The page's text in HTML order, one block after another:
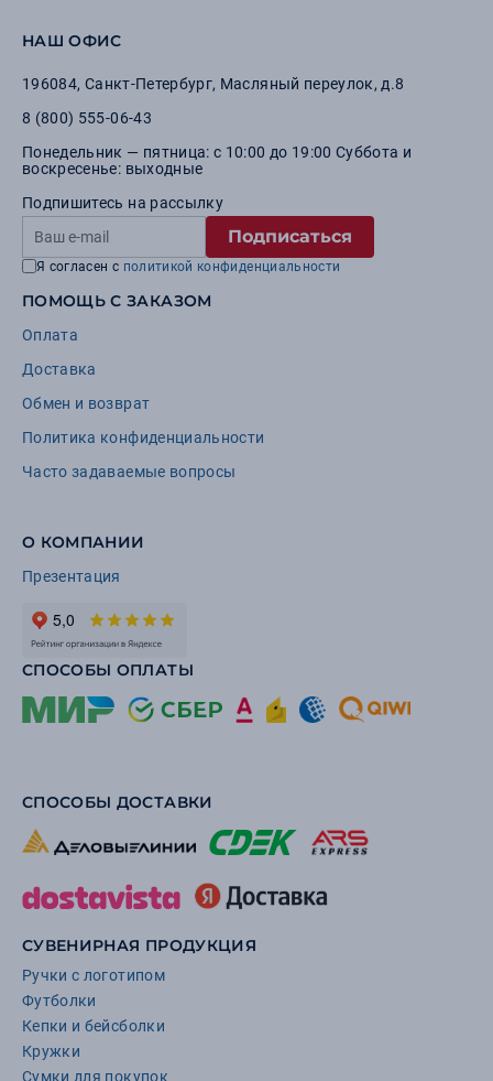
НАШ ОФИС
196084, Санкт-Петербург, Масляный переулок, д.8
8 (800) 555-06-43
Понедельник — пятница: с 10:00 до 19:00 Суббота и
воскресенье: выходные
Подпишитесь на рассылку
Подписаться
Я согласен с политикой конфиденциальности
ПОМОЩЬ С ЗАКАЗОМ
Оплата
Доставка
Обмен и возврат
Политика конфиденциальности
Часто задаваемые вопросы
О КОМПАНИИ
Презентация
СПОСОБЫ ОПЛАТЫ
СПОСОБЫ ДОСТАВКИ
СУВЕНИРНАЯ ПРОДУКЦИЯ
Ручки с логотипом
Футболки
Кепки и бейсболки
Кружки
Сумки для покупок